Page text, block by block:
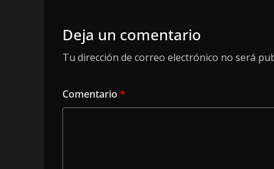
Deja un comentario
Tu dirección de correo electrónico no será
Comentario *